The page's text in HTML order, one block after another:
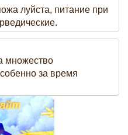
луйста, питание при
множество
за время